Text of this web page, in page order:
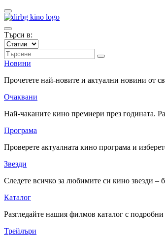
Търси в:
Новини
Прочетете най-новите и актуални новини от
Очаквани
Най-чаканите кино премиери през годината.
Програма
Проверете актуалната кино програма и
Звезди
Следете всичко за любимите си кино звезди
Каталог
Разгледайте нашия филмов каталог с
Трейлъри